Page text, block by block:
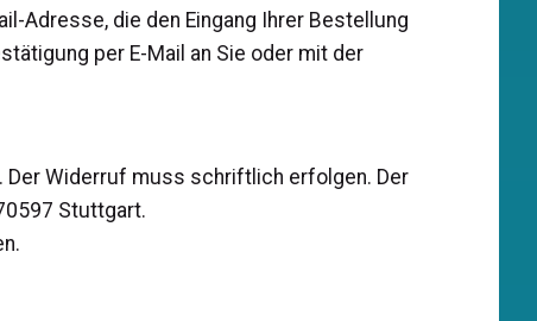
Adresse, die den Eingang Ihrer Bestellung
per E-Mail an Sie oder mit der
Der Widerruf muss schriftlich erfolgen. Der
Stuttgart.